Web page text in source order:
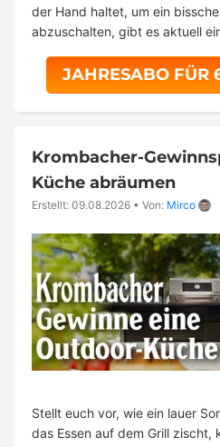
der Hand haltet, um ein
abzuschalten, gibt es aktuell
JAHRESABO FÜR
Krombacher-
Küche abräumen
Erstellt: 09.08.2026 • Von: Mirco
Stellt euch vor, wie ein lauer
das Essen auf dem Grill zischt,